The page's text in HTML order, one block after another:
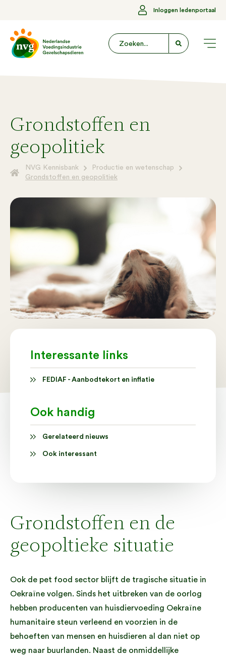
Inloggen ledenportaal
Grondstoffen en
geopolitiek
NVG Kennisbank
Productie en wetenschap
Grondstoffen en geopolitiek
Interessante links
FEDIAF - Aanbodtekort en inflatie
Ook handig
Gerelateerd nieuws
Ook interessant
Grondstoffen en de
geopoltieke situatie
Ook de pet food sector blijft de tragische situatie in
Oekraïne volgen. Sinds het uitbreken van de oorlog
hebben producenten van huisdiervoeding Oekraïne
humanitaire steun verleend en voorzien in de
behoeften van mensen en huisdieren al dan niet op
weg naar buurlanden. Naast de onmiddellijke